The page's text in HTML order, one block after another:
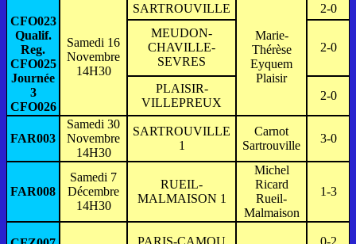
CFO023
Qualif.
Reg.
CFO025
Journée
3
CFO026
Samedi 16
Novembre
14H30
SARTROUVILLE
Marie-
Thérèse
Eyquem
Plaisir
2-0
MEUDON-
CHAVILLE-
SEVRES
2-0
PLAISIR-
VILLEPREUX
2-0
FAR003
Samedi 30
Novembre
14H30
SARTROUVILLE
1
Carnot
Sartrouville
3-0
FAR008
Samedi 7
Décembre
14H30
RUEIL-
MALMAISON 1
Michel
Ricard
Rueil-
Malmaison
1-3
PARIS-CAMOU 0-2